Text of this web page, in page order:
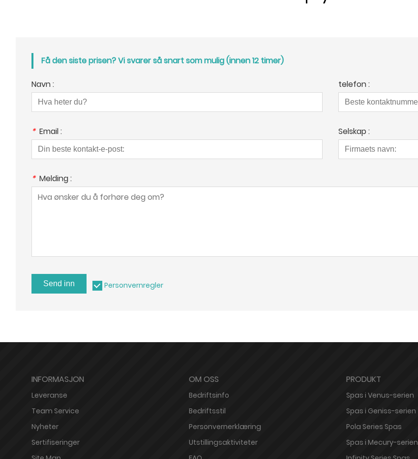
Få den siste prisen? Vi svarer så snart som mulig (innen 12 timer)
Navn : telefon :
* Email : Selskap :
* Melding :
Send inn Personvernregler
INFORMASJON
Leveranse
Team Service
Nyheter
Sertifiseringer
OM OSS
Bedriftsinfo
Bedriftsstil
Personvernerklæring
Utstillingsaktiviteter
PRODUKT
Spas i Venus-serien
Spas i Geniss-serien
Pola Series Spas
Spas i Mecury-serien